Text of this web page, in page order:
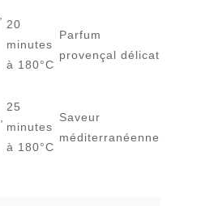
20
minutes
à 180°C
Parfum
provençal délicat
25
minutes
à 180°C
Saveur
méditerranéenne